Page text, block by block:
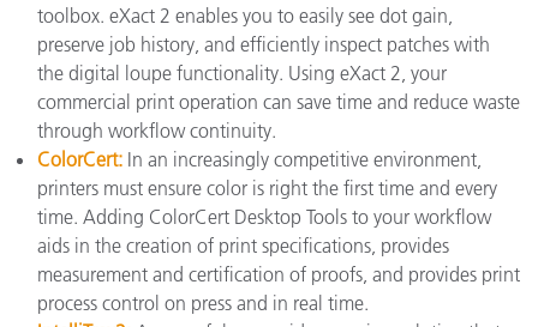
toolbox. eXact 2 enables you to easily see dot gain,
preserve job history, and efficiently inspect patches with
the digital loupe functionality. Using eXact 2, your
commercial print operation can save time and reduce waste
through workflow continuity.
ColorCert: In an increasingly competitive environment,
printers must ensure color is right the first time and every
time. Adding ColorCert Desktop Tools to your workflow
aids in the creation of print specifications, provides
measurement and certification of proofs, and provides print
process control on press and in real time.